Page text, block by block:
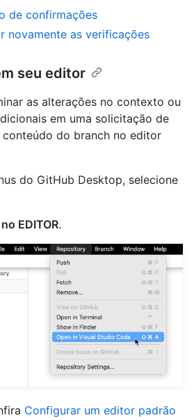
de confirmações
novamente as verificações
seu editor
as alterações no contexto ou
em uma solicitação de
do branch no editor
do GitHub Desktop, selecione
EDITOR.
Configurar um editor padrão